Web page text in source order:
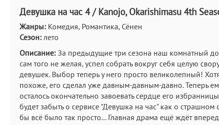
Девушка на час 4 / Kanojo, Okarishimasu 4th
Жанры: Комедия, Романтика, Сёнен
Сезон: лето
Описание: За предыдущие три сезона наш комнатный
сам того не желая, успел собрать вокруг себя целую
девушек. Выбор теперь у него просто великолепный!
похоже, его сделал уже давным-давным-давно. Теперь
осталось окончательно завоевать сердце его
будет забыть о сервисе "Девушка на час" как о страшном
бы всё было так просто... Главная драма ещё ждёт